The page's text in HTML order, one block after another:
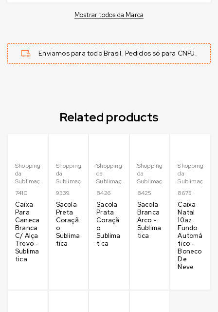
Mostrar todos da Marca
Enviamos para todo Brasil. Pedidos só para CNPJ.
Related products
Shopping
da
Sublimação
7410
Caixa
Para
Caneca
Branca
C/ Alça
Trevo -
Sublima
tica
Shopping
da
Sublimação
9339
Sacola
Preta
Coraçã
o
Sublima
tica
Shopping
da
Sublimação
8426
Sacola
Prata
Coraçã
o
Sublima
tica
Shopping
da
Sublimação
8425
Sacola
Branca
Arco -
Sublima
tica
Shopping
da
Sublimação
8675
Caixa
Natal
10az
Fundo
Automá
tico -
Boneco
De
Neve